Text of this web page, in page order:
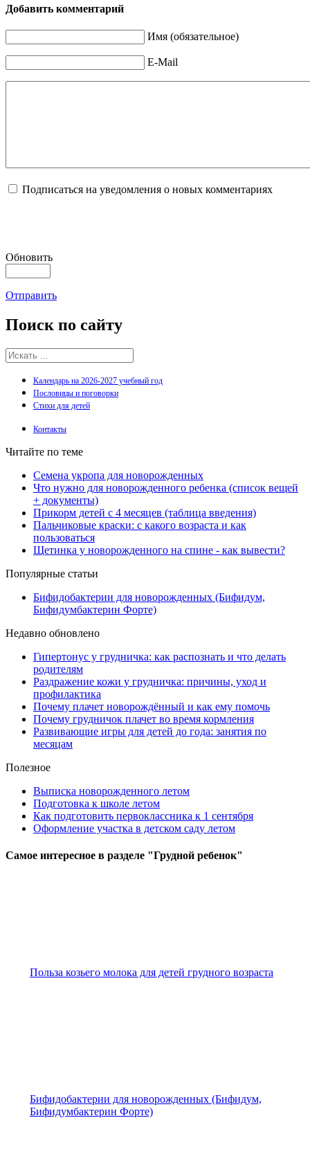
Добавить комментарий
Имя (обязательное)
E-Mail
Подписаться на уведомления о новых комментариях
Обновить
Отправить
Поиск по сайту
Календарь на 2026-2027 учебный год
Пословицы и поговорки
Стихи для детей
Контакты
Читайте по теме
Семена укропа для новорожденных
Что нужно для новорожденного ребенка (список вещей
+ документы)
Прикорм детей с 4 месяцев (таблица введения)
Пальчиковые краски: с какого возраста и как
пользоваться
Щетинка у новорожденного на спине - как вывести?
Популярные статьи
Бифидобактерии для новорожденных (Бифидум,
Бифидумбактерин Форте)
Недавно обновлено
Гипертонус у грудничка: как распознать и что делать
родителям
Раздражение кожи у грудничка: причины, уход и
профилактика
Почему плачет новорождённый и как ему помочь
Почему грудничок плачет во время кормления
Развивающие игры для детей до года: занятия по
месяцам
Полезное
Выписка новорожденного летом
Подготовка к школе летом
Как подготовить первоклассника к 1 сентября
Оформление участка в детском саду летом
Самое интересное в разделе "Грудной ребенок"
Польза козьего молока для детей грудного возраста
Бифидобактерии для новорожденных (Бифидум,
Бифидумбактерин Форте)